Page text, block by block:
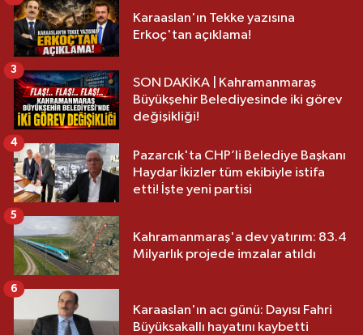
Karaaslan'ın Tekke yazısına
Erkoç'tan açıklama!
SON DAKİKA | Kahramanmaraş
Büyükşehir Belediyesinde iki görev
değişikliği!
3
Pazarcık'ta CHP’li Belediye Başkanı
Haydar İkizler tüm ekibiyle istifa
etti! İşte yeni partisi
4
Kahramanmaraş'a dev yatırım: 83.4
Milyarlık projede imzalar atıldı
5
Karaaslan'ın acı günü: Dayısı Fahri
Büyüksakallı hayatını kaybetti
6